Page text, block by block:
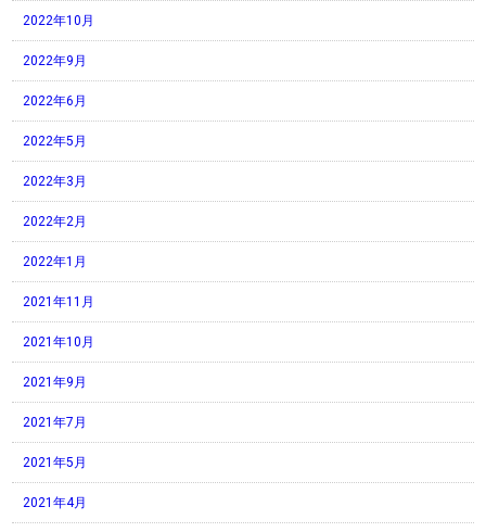
2022年10月
2022年9月
2022年6月
2022年5月
2022年3月
2022年2月
2022年1月
2021年11月
2021年10月
2021年9月
2021年7月
2021年5月
2021年4月